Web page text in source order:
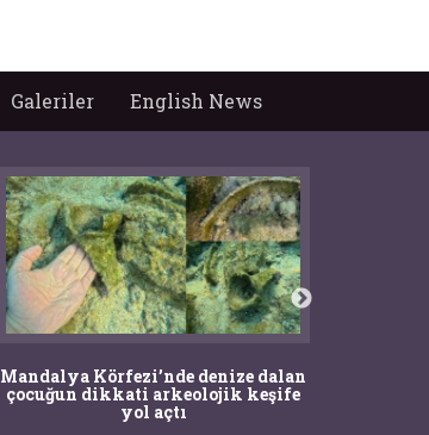
Galeriler English News
Mandalya Körfezi’nde denize dalan
çocuğun dikkati arkeolojik keşife
yol açtı